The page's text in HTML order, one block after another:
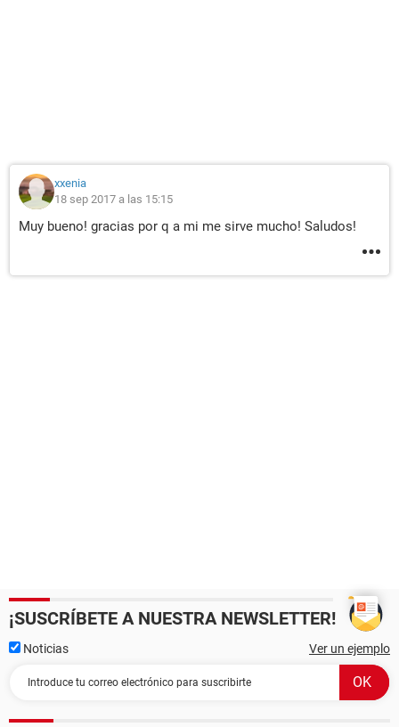
xxenia
18 sep 2017 a las 15:15
Muy bueno! gracias por q a mi me sirve mucho! Saludos!
¡SUSCRÍBETE A NUESTRA NEWSLETTER!
Noticias Ver un ejemplo